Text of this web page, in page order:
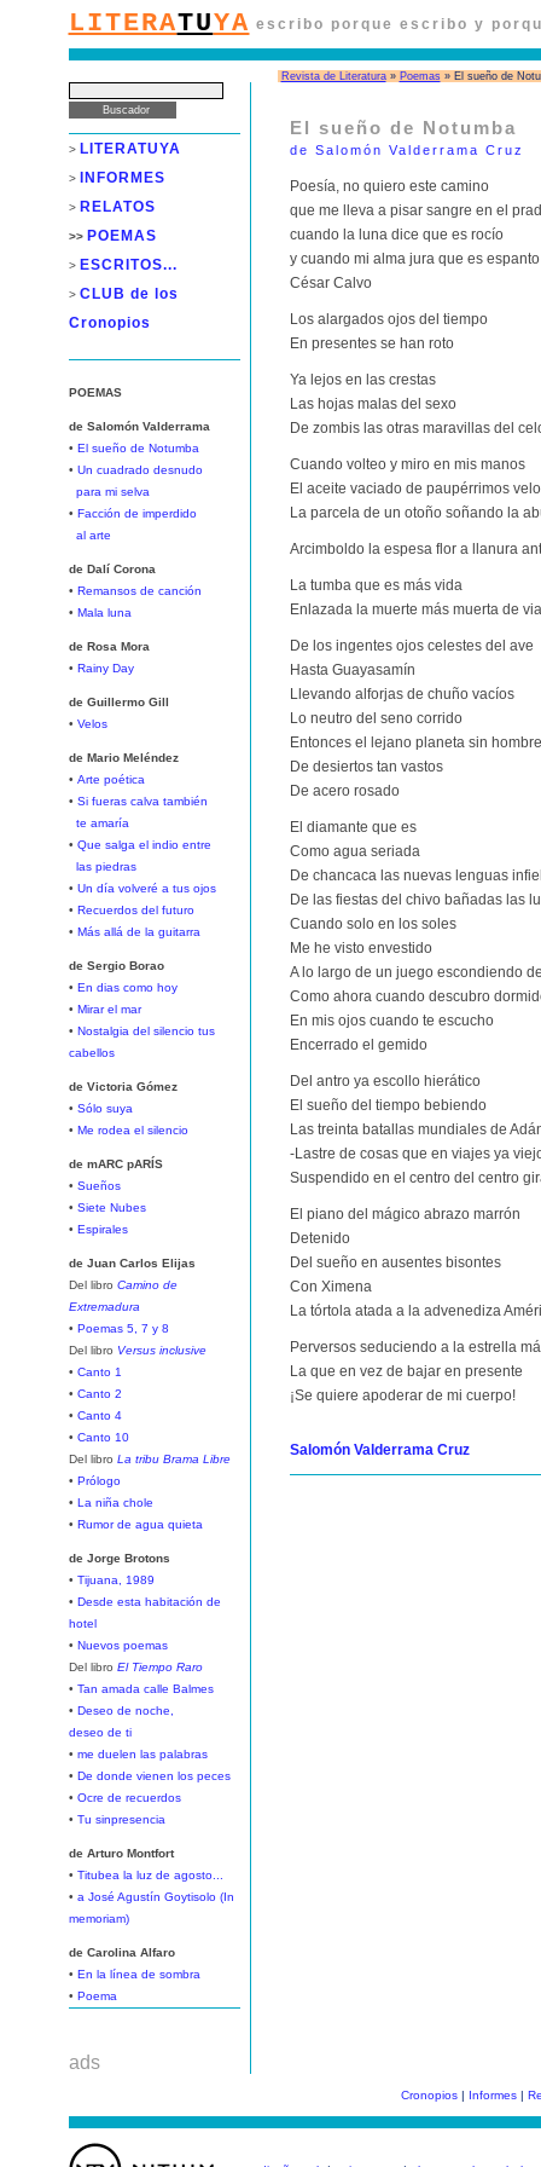
LITERATUYA escribo porque escribo y
Revista de Literatura» Poemas» El sueño de
> LITERATUYA
> INFORMES
> RELATOS
>> POEMAS
> ESCRITOS...
> CLUB de los
Cronopios
POEMAS
de Salomón Valderrama
• El sueño de Notumba
• Un cuadrado desnudo
para mi selva
• Facción de imperdido
al arte
de Dalí Corona
• Remansos de canción
• Mala luna
de Rosa Mora
• Rainy Day
de Guillermo Gill
• Velos
de Mario Meléndez
• Arte poética
• Si fueras calva también
te amaría
• Que salga el indio entre
las piedras
• Un día volveré a tus ojos
• Recuerdos del futuro
• Más allá de la guitarra
de Sergio Borao
• En dias como hoy
• Mirar el mar
• Nostalgia del silencio tus
cabellos
de Victoria Gómez
• Sólo suya
• Me rodea el silencio
de mARC pARÍS
• Sueños
• Siete Nubes
• Espirales
de Juan Carlos Elijas
Del libro Camino de
Extremadura
• Poemas 5, 7 y 8
Del libro Versus inclusive
• Canto 1
• Canto 2
• Canto 4
• Canto 10
Del libro La tribu Brama Libre
• Prólogo
• La niña chole
• Rumor de agua quieta
de Jorge Brotons
• Tijuana, 1989
• Desde esta habitación de
hotel
• Nuevos poemas
Del libro El Tiempo Raro
• Tan amada calle Balmes
• Deseo de noche,
deseo de ti
• me duelen las palabras
• De donde vienen los peces
• Ocre de recuerdos
• Tu sinpresencia
de Arturo Montfort
• Titubea la luz de agosto...
• a José Agustín Goytisolo (In
memoriam)
de Carolina Alfaro
• En la línea de sombra
• Poema
ads
El sueño de Notumba
de Salomón Valderrama Cruz
Poesía, no quiero este camino
que me lleva a pisar sangre en el
cuando la luna dice que es rocío
y cuando mi alma jura que es
César Calvo
Los alargados ojos del tiempo
En presentes se han roto
Ya lejos en las crestas
Las hojas malas del sexo
De zombis las otras maravillas del
Cuando volteo y miro en mis manos
El aceite vaciado de paupérrimos
La parcela de un otoño soñando la
Arcimboldo la espesa flor a llanura
La tumba que es más vida
Enlazada la muerte más muerta de
De los ingentes ojos celestes del ave
Hasta Guayasamín
Llevando alforjas de chuño vacíos
Lo neutro del seno corrido
Entonces el lejano planeta sin
De desiertos tan vastos
De acero rosado
El diamante que es
Como agua seriada
De chancaca las nuevas lenguas
De las fiestas del chivo bañadas las
Cuando solo en los soles
Me he visto envestido
A lo largo de un juego escondiendo
Como ahora cuando descubro
En mis ojos cuando te escucho
Encerrado el gemido
Del antro ya escollo hierático
El sueño del tiempo bebiendo
Las treinta batallas mundiales de
-Lastre de cosas que en viajes ya
Suspendido en el centro del centro
El piano del mágico abrazo marrón
Detenido
Del sueño en ausentes bisontes
Con Ximena
La tórtola atada a la advenediza
Perversos seduciendo a la estrella
La que en vez de bajar en presente
¡Se quiere apoderar de mi cuerpo!
Salomón Valderrama Cruz
Cronopios | Informes |